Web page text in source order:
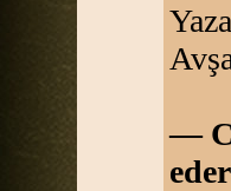
—